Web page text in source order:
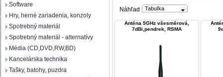
Software
Hry, herné zariadenia, konzoly
Spotrebný materiál
Spotrebný materiál - alternatívy
Média (CD,DVD,RW,BD)
Kancelárska technika
Tašky, batohy, puzdra
Náhľad Tabuľka
Anténa 5GHz všesměrová,
7dBi,pendrek, RSMA